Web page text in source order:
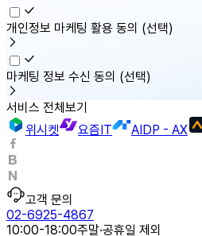
개인정보 마케팅 활용 동의 (선택)
마케팅 정보 수신 동의 (선택)
서비스 전체보기
위시켓
요즘IT AIDP - AX
고객 문의
02-6925-4867
10:00-18:00주말·공휴일 제외